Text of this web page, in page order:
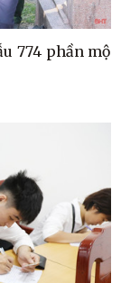
774 phần mộ